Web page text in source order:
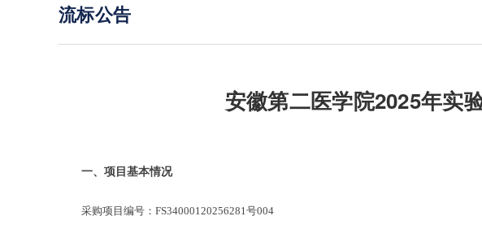
流标公告
安徽第二医学院2025年实
一、项目基本情况
采购项目编号： FS34000120256281号004